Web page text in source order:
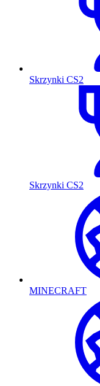
Skrzynki CS2
Skrzynki CS2
MINECRAFT